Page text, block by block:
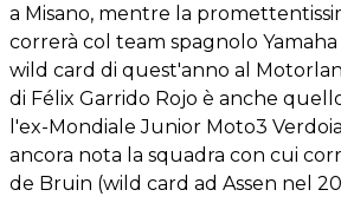
a Misano, mentre la
correrà col team spagnolo
wild card di quest'anno al
di Félix Garrido Rojo è anche
l'ex-Mondiale Junior Moto3
ancora nota la squadra con cui
de Bruin (wild card ad Assen nel